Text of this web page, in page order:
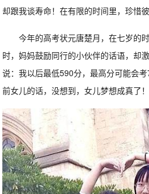
却跟我谈寿命！在有限的时间里，珍惜
今年的高考状元唐楚月，在七岁的
时，妈妈鼓励同行的小伙伴的话语，却
说：我以后最低590分，最高分可能会
前女儿的话，没想到，女儿梦想成真了！